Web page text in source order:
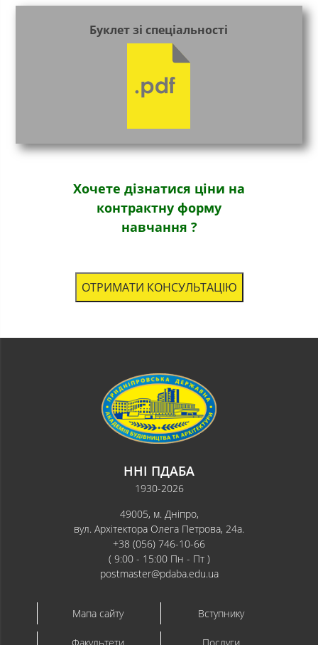
Буклет зі спеціальності
Хочете дізнатися ціни на
контрактну форму
навчання ?
ОТРИМАТИ КОНСУЛЬТАЦІЮ
ННІ ПДАБА
1930-2026
49005, м. Дніпро,
вул. Архітектора Олега Петрова, 24а.
+38 (056) 746-10-66
( 9:00 - 15:00 Пн - Пт )
postmaster@pdaba.edu.ua
Мапа сайту Вступнику